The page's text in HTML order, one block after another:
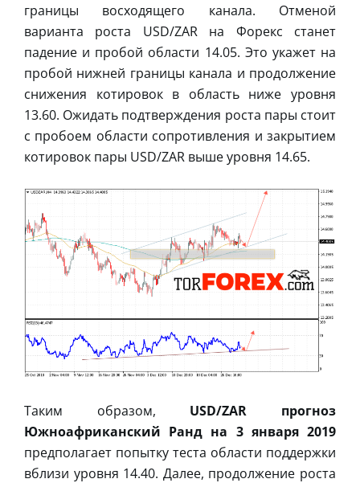
границы восходящего канала. Отменой
варианта роста USD/ZAR на Форекс станет
падение и пробой области 14.05. Это укажет на
пробой нижней границы канала и продолжение
снижения котировок в область ниже уровня
13.60. Ожидать подтверждения роста пары стоит
с пробоем области сопротивления и закрытием
котировок пары USD/ZAR выше уровня 14.65.
Таким образом, USD/ZAR прогноз
Южноафриканский Ранд на 3 января 2019
предполагает попытку теста области поддержки
вблизи уровня 14.40. Далее, продолжение роста